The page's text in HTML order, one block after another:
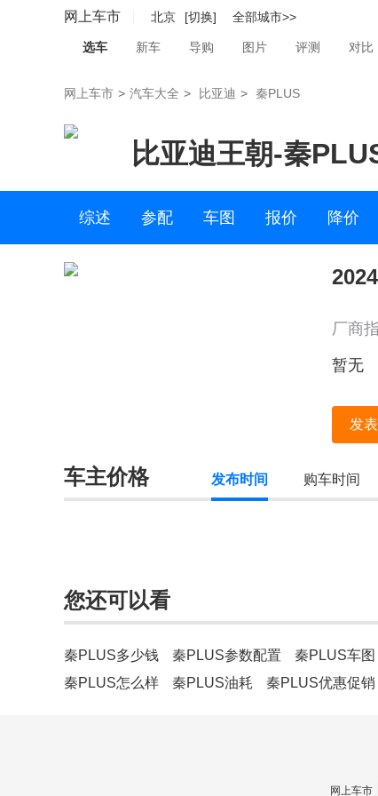
网上车市 北京 [切换] 全部城市>>
选车 新车 导购 图片 评测 对比
网上车市 > 汽车大全 > 比亚迪 > 秦PLUS
比亚迪王朝-秦
综述 参配 车图 报价 降价
厂商
暂无
发
车主价格 发布时间 购车时间
您还可以看
秦PLUS多少钱 秦PLUS参数配置 秦PLUS车图
秦PLUS怎么样
秦PLUS油耗 秦PLUS优惠促销
网上车市